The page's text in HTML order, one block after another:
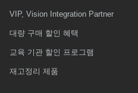
VIP, Vision Integration Partner
대량 구매 할인 혜택
교육 기관 할인 프로그램
재고정리 제품